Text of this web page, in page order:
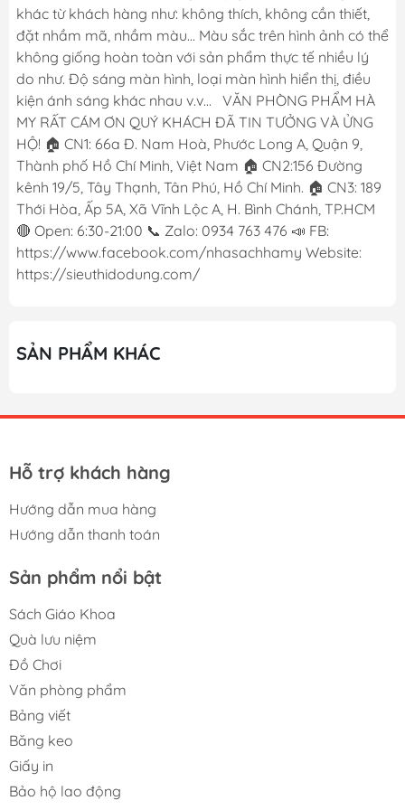
khác từ khách hàng như: không thích, không cần thiết,
đặt nhầm mã, nhầm màu... Màu sắc trên hình ảnh có thể
không giống hoàn toàn với sản phẩm thực tế nhiều lý
do như. Độ sáng màn hình, loại màn hình hiển thị, điều
kiện ánh sáng khác nhau v.v... VĂN PHÒNG PHẨM HÀ
MY RẤT CÁM ƠN QUÝ KHÁCH ĐÃ TIN TƯỞNG VÀ ỬNG
HỘ! 🏠 CN1: 66a Đ. Nam Hoà, Phước Long A, Quận 9,
Thành phố Hồ Chí Minh, Việt Nam 🏠 CN2:156 Đường
kênh 19/5, Tây Thạnh, Tân Phú, Hồ Chí Minh. 🏠 CN3: 189
Thới Hòa, Ấp 5A, Xã Vĩnh Lộc A, H. Bình Chánh, TP.HCM
🔴 Open: 6:30-21:00 📞 Zalo: 0934 763 476 📣 FB:
https://www.facebook.com/nhasachhamy Website:
https://sieuthidodung.com/
SẢN PHẨM KHÁC
Hỗ trợ khách hàng
Hướng dẫn mua hàng
Hướng dẫn thanh toán
Sản phẩm nổi bật
Sách Giáo Khoa
Quà lưu niệm
Đồ Chơi
Văn phòng phẩm
Bảng viết
Băng keo
Giấy in
Bảo hộ lao động